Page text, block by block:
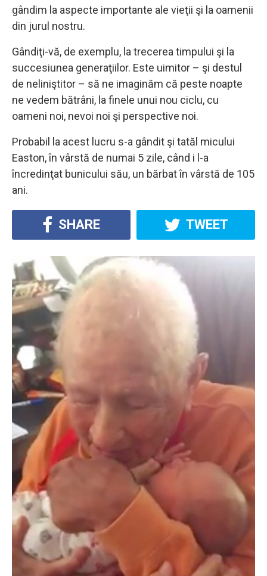
gândim la aspecte importante ale vieţii şi la oamenii
din jurul nostru.
Gândiţi-vă, de exemplu, la trecerea timpului şi la
succesiunea generaţiilor. Este uimitor – şi destul
de neliniştitor – să ne imaginăm că peste noapte
ne vedem bătrâni, la finele unui nou ciclu, cu
oameni noi, nevoi noi şi perspective noi.
Probabil la acest lucru s-a gândit şi tatăl micului
Easton, în vârstă de numai 5 zile, când i l-a
încredinţat bunicului său, un bărbat în vârstă de 105
ani.
SHARE TWEET